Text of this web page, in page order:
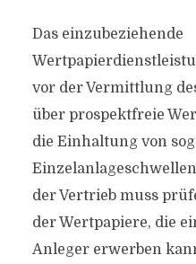
Das einzubeziehende
vor der Vermittlung
über prospektfreie
die Einhaltung von
der Vertrieb muss
der Wertpapiere, die
Anleger erwerben